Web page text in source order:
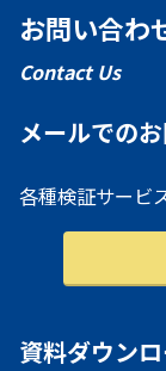
お問い合わ
Contact Us
メールでの
各種検証サービ
資料ダウン